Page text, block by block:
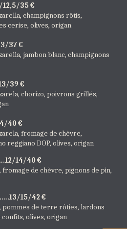
35 €
champignons rôtis,
cerise, olives, origan
37 €
jambon blanc, champignons
39 €
chorizo, poivrons grillés,
40 €
fromage de chèvre,
reggiano DOP, olives, origan
14/40 €
de chèvre, pignons de pin,
15/42 €
pommes de terre rôties, lardons
olives, origan